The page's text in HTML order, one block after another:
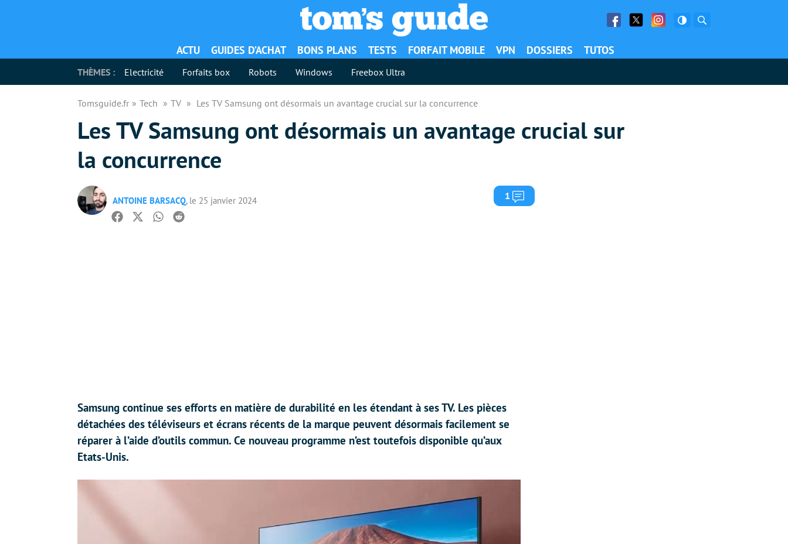
Facebook
Twitter Facebook
ACTU GUIDES D’ACHAT BONS PLANS TESTS FORFAIT MOBILE VPN DOSSIERS TUTOS
THÈMES : Electricité Forfaits box Robots Windows Freebox Ultra
Tomsguide.fr Tech TV Les TV Samsung ont désormais un avantage crucial sur la concurrence
Les TV Samsung ont désormais un avantage crucial sur
la concurrence
ANTOINE BARSACQ, le 25 janvier 2024 1 Commentaires
Facebook
TwitterWhatsapp
Reddit
Samsung continue ses efforts en matière de durabilité en les étendant à ses TV. Les pièces
détachées des téléviseurs et écrans récents de la marque peuvent désormais facilement se
réparer à l’aide d’outils commun. Ce nouveau programme n’est toutefois disponible qu’aux
Etats-Unis.